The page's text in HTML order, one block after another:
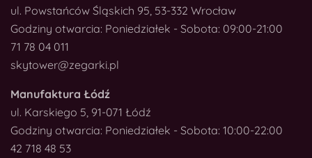
ul. Powstańców Śląskich 95, 53-332 Wrocław
Godziny otwarcia: Poniedziałek - Sobota: 09:00-21:00
71 78 04 011
skytower@zegarki.pl
Manufaktura Łódź
ul. Karskiego 5, 91-071 Łódź
Godziny otwarcia: Poniedziałek - Sobota: 10:00-22:00
42 718 48 53